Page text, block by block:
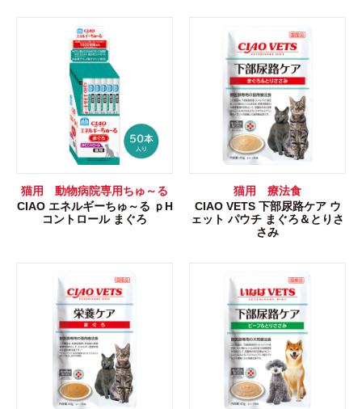
猫用 動物病院専用ちゅ～る
CIAO エネルギーちゅ～る ｐH
コントロール まぐろ
猫用 療法食
CIAO VETS 下部尿路ケア ウ
ェット パウチ まぐろ＆とりさ
さみ